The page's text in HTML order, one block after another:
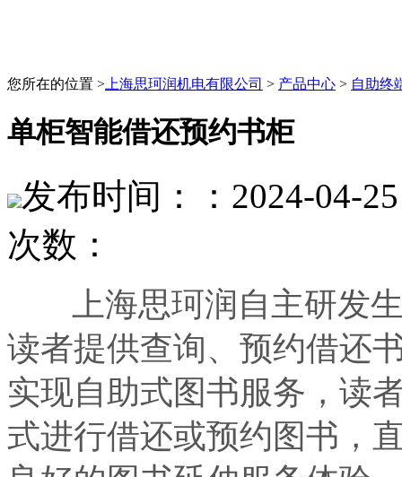
您所在的位置 > 上海思珂润机电有限公司 > 产品中心 > 自助终
单柜智能借还预约书柜
发布时间：：2024-04-
次数：
上海思珂润自主研发生
读者提供查询、预约借还
实现自助式图书服务，读
式进行借还或预约图书，